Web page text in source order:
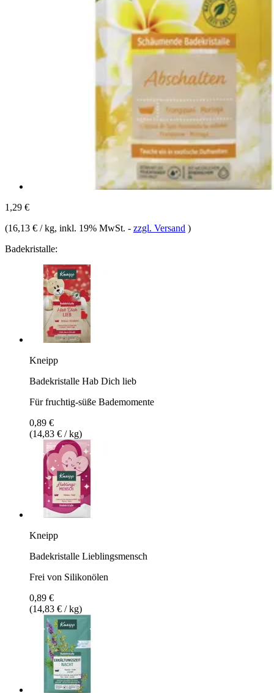
1,29 €
(16,13 € / kg, inkl. 19% MwSt. - zzgl. Versand )
Badekristalle:
Kneipp
Badekristalle Hab Dich lieb
Für fruchtig-süße Bademomente
0,89 €
(14,83 € / kg)
Kneipp
Badekristalle Lieblingsmensch
Frei von Silikonölen
0,89 €
(14,83 € / kg)